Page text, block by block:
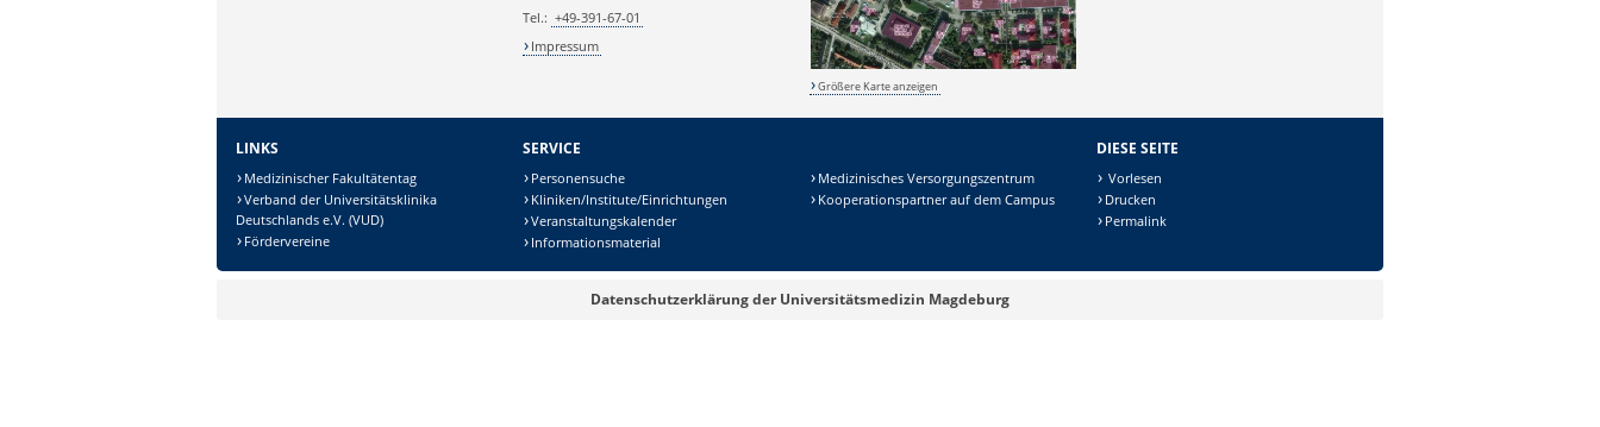
Sicherheitsabfrage:
Tel.: +49-391-67-01
Impressum
Größere Karte anzeigen
LINKS
Medizinischer Fakultätentag
Verband der Universitätsklinika
Deutschlands e.V. (VUD)
Fördervereine
SERVICE
Personensuche
Kliniken/Institute/Einrichtungen
Veranstaltungskalender
Informationsmaterial
Medizinisches Versorgungszentrum
Kooperationspartner auf dem Campus
DIESE SEITE
Vorlesen
Drucken
Permalink
Datenschutzerklärung der Universitätsmedizin Magdeburg